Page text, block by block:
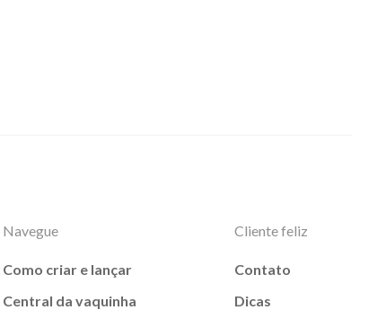
Navegue
Como criar e lançar
Central da vaquinha
Cliente feliz
Contato
Dicas